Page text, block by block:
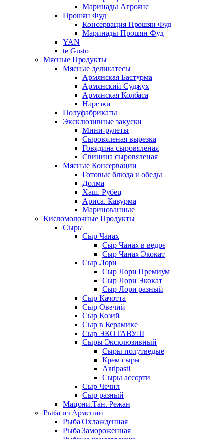
Маринады Агроянс
Прошян Фуд
Консервация Прошян Фуд
Маринады Прошян Фуд
YAN
te Gusto
Мясные Продукты
Мясные деликатесы
Армянская Бастурма
Армянский Суджух
Армянская Колбаса
Нарезки
Полуфабрикаты
Эксклюзивные закуски
Мини-рулеты
Сыровяленая вырезка
Говядина сыровяленая
Свинина сыровяленая
Мясные Консервации
Готовые блюда и обеды
Долма
Хаш. Рубец
Ариса. Кавурма
Маринованные
Кисломолочные Продукты
Сыры
Сыр Чанах
Сыр Чанах в ведре
Сыр Чанах Экокат
Сыр Лори
Сыр Лори Премиум
Сыр Лори Экокат
Сыр Лори разный
Сыр Качотта
Сыр Овечий
Сыр Козий
Сыр в Керамике
Сыр ЭКОТАВУШ
Сыры Эксклюзивный
Сыры полутведые
Крем сыры
Antipasti
Сыры ассорти
Сыр Чечил
Сыр разный
Мацони.Тан. Режан
Рыба из Армении
Рыба Охлажденная
Рыба Замороженная